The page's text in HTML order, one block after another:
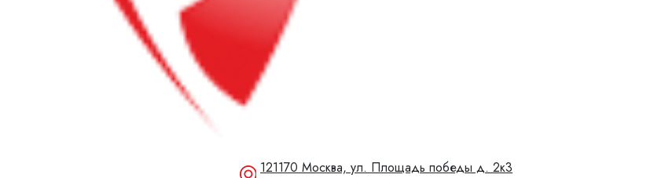
121170 Москва, ​ул. Площадь победы д. 2к3